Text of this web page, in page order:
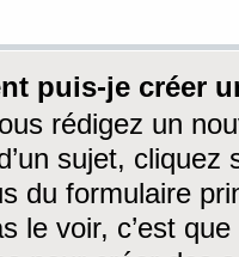
puis-je créer
rédigez un
sujet, cliquez
du formulaire
le voir, c’est